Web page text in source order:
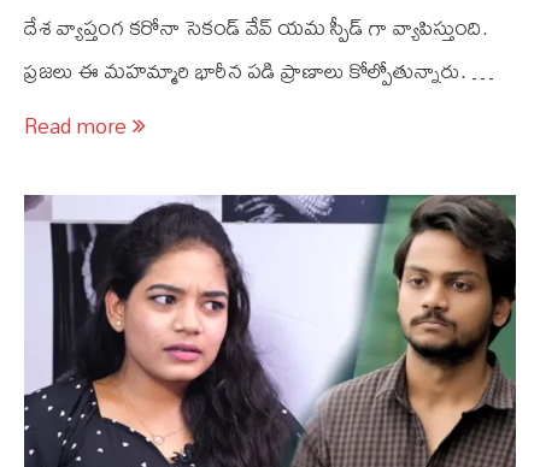
దేశ వ్యాప్తంగ కరోనా సెకండ్ వేవ్ యమ స్పీడ్ గా వ్యాపిస్తుంది.
ప్రజలు ఈ మహమ్మారి భారీన పడి ప్రాణాలు కోల్పోతున్నారు. …
Read more